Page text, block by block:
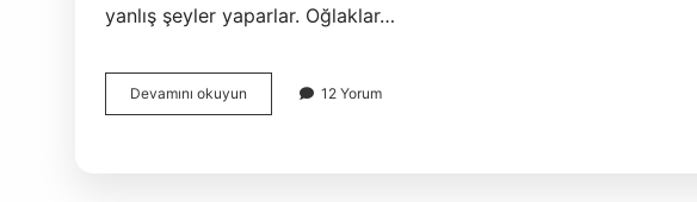
yanlış şeyler yaparlar. Oğlaklar…
Devamını okuyun
Burcunun
12 Yorum